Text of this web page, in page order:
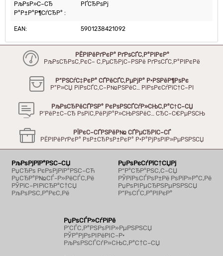
РљРѕР»С–СЂ
Р°Р±Р°Р¶СѓСЂР° :
РҐСЂРѕРј
EAN: 5901238421092
РЁРІРёРґРєР° РґРѕСЃС‚Р°РІРєР°
РљРѕСЂРѕС‚РєС– С‚РµСЂРјС–РЅРё РґРѕСЃС‚Р°РІРєРё
Р“РЅСѓС‡РєР° СЃРёСЃС‚РµРјР° Р·РЅРёР¶РѕРє
Р”Р»СЏ РїРѕСЃС‚С–Р№РЅРёС… РїРѕРєСѓРїС†С–РІ
РљРѕСЂРёСЃРЅР° РєРѕРЅСЃСѓР»СЊС‚Р°С†С–СЏ
Р’РёР±С–СЂ РѕРїС‚РёРјР°Р»СЊРЅРёС… СЂС–С€РµРЅСЊ
РЇРєС–СЃРЅРёР№ СЃРµСЂРІС–СЃ
РЁРІРёРґРєР° РѕР±СЂРѕР±РєР° Р·Р°РјРѕРІР»РµРЅРЅСЏ
РљРѕРјРїР°РЅС–СЏ
РџСЂРѕ РєРѕРјРїР°РЅС–СЋ
РџСЂР°Р№СЃ-Р»РёСЃС‚Рё
РЎРїС–РІРїСЂР°С†СЏ
РљРѕРЅС‚Р°РєС‚Рё
РџРѕРєСѓРїС†СЏРј
Р“Р°СЂР°РЅС‚С–СЏ
РЎРїРѕСЃРѕР±Рё РѕРїР»Р°С‚Рё
РџРѕРІРµСЂРЅРµРЅРЅСЏ
Р”РѕСЃС‚Р°РІРєР°
РџРѕСЃР»СѓРіРё
Р’СЃС‚Р°РЅРѕРІР»РµРЅРЅСЏ
РЎР°РјРѕРІРёРІС–Р·
РљРѕРЅСЃСѓР»СЊС‚Р°С†С–СЏ